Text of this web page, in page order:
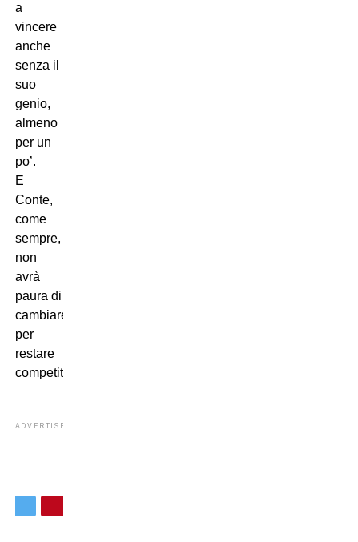
a
vincere
anche
senza il
suo
genio,
almeno
per un
po’.
E
Conte,
come
sempre,
non
avrà
paura di
cambiare
per
restare
competitivo.
ADVERTISEMENT